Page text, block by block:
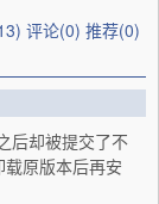
评论(0) 推荐(0)
后却被提交了不
原版本后再安